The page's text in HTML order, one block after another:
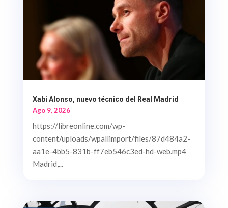
Xabi Alonso, nuevo técnico del Real Madrid
Ago 9, 2026
https://libreonline.com/wp-
content/uploads/wpallimport/files/87d484a2-
aa1e-4bb5-831b-ff7eb546c3ed-hd-web.mp4
Madrid,...